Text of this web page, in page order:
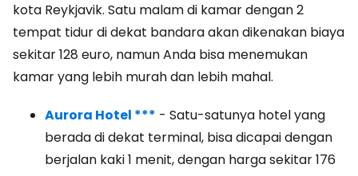
kota Reykjavik. Satu malam di kamar dengan 2
tempat tidur di dekat bandara akan dikenakan biaya
sekitar 128 euro, namun Anda bisa menemukan
kamar yang lebih murah dan lebih mahal.
Aurora Hotel *** - Satu-satunya hotel yang
berada di dekat terminal, bisa dicapai dengan
berjalan kaki 1 menit, dengan harga sekitar 176